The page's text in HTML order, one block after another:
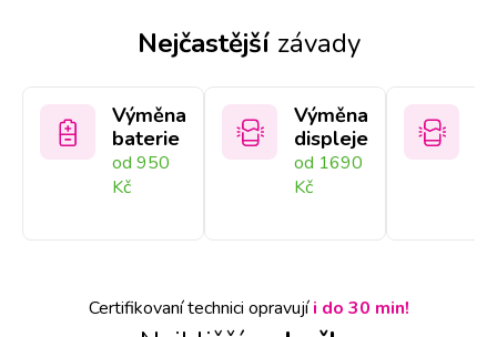
Nejčastější závady
Výměna
baterie
od 950
Kč
Výměna
displeje
od 1690
Kč
Certifikovaní technici opravujíi do 30 min!